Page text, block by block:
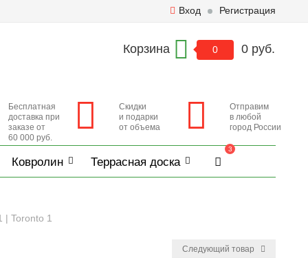
Вход Регистрация
Корзина 0 0 руб.
Бесплатная
доставка при
заказе от
60 000 руб.
Скидки
и подарки
от объема
Отправим
в любой
город России
Ковролин Террасная доска
3
| Toronto 1
Следующий товар